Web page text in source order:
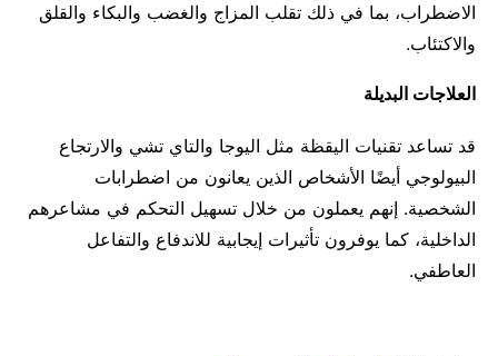
الاضطراب، بما في ذلك تقلب المزاج والغضب والبكاء والقلق
والاكتئاب.
العلاجات البديلة
قد تساعد تقنيات اليقظة مثل اليوجا والتاي تشي والارتجاع
البيولوجي أيضًا الأشخاص الذين يعانون من اضطرابات
الشخصية. إنهم يعملون من خلال تسهيل التحكم في مشاعرهم
الداخلية، كما يوفرون تأثيرات إيجابية للاندفاع والتفاعل
العاطفي.